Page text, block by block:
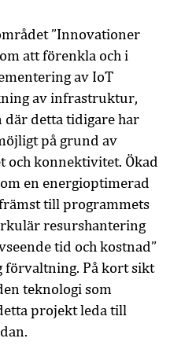
”Innovationer
att förenkla och i
av IoT
av infrastruktur,
där detta tidigare har
på grund av
och konnektivitet. Ökad
en energioptimerad
till programmets
resurshantering
tid och kostnad”
förvaltning. På kort sikt
teknologi som
projekt leda till